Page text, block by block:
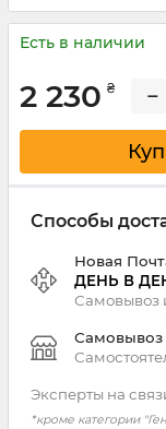
Есть в наличии
2 230 ₴ −
Способы
Новая
ДЕНЬ В
Самовывоз
Самовывоз
Эксперты на
*кроме категории